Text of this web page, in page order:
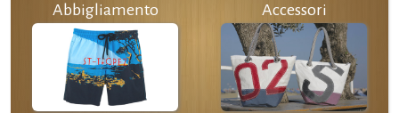
Abbigliamento Accessori